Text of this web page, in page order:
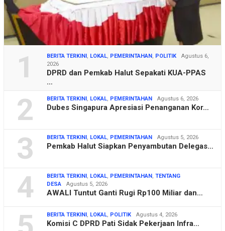
1 BERITA TERKINI LOKAL PEMERINTAHAN POLITIK
Agustus 6,
2026
DPRD dan Pemkab Halut Sepakati KUA-PPAS
…
2 BERITA TERKINI LOKAL PEMERINTAHAN Agustus 6, 2026
Dubes Singapura Apresiasi Penanganan Kor…
3 BERITA TERKINI LOKAL PEMERINTAHAN Agustus 5, 2026
Pemkab Halut Siapkan Penyambutan Delegas…
4 BERITA TERKINI LOKAL PEMERINTAHAN TENTANG
DESA
Agustus 5, 2026
AWALI Tuntut Ganti Rugi Rp100 Miliar dan…
BERITA TERKINI LOKAL POLITIK Agustus 4, 2026
Komisi C DPRD Pati Sidak Pekerjaan Infra…